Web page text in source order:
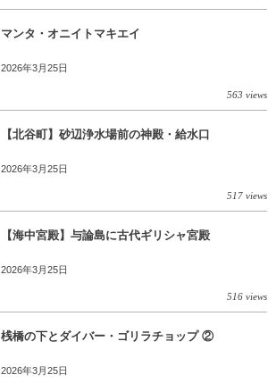
マンタ・オニイトマキエイ
2026年3月25日
563 views
【北谷町】砂辺浄水場前の神殿・給水口
2026年3月25日
517 views
【海中宮殿】与論島に古代ギリシャ宮殿
2026年3月25日
516 views
桟橋の下とダイバー・ゴリラチョップ ②
2026年3月25日